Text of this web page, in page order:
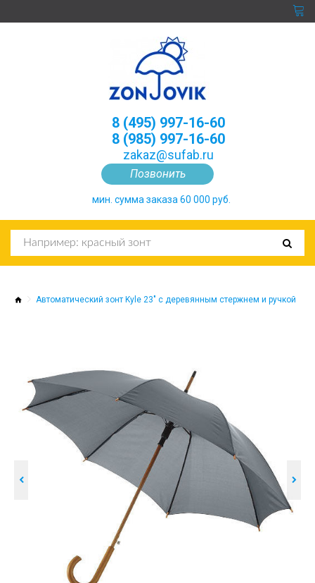
Позвонить
8 (495) 997-16-60
8 (985) 997-16-60
zakaz@sufab.ru
мин. сумма заказа 60 000 руб.
Автоматический зонт Kyle 23" с деревянным стержнем и ручкой